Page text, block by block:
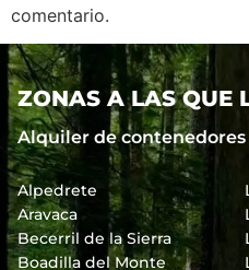
comentario.
ZONAS A LAS QUE
Alquiler de
Alpedrete
Aravaca
Becerril de la Sierra
Boadilla del Monte